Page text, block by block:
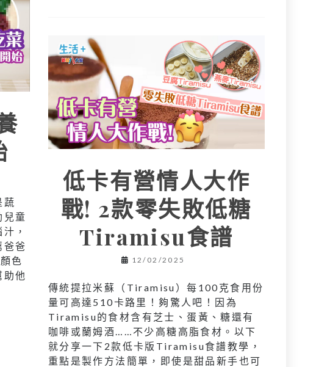
蔬
兒童
，
爸爸
色
他
低卡有營情人大作
戰! 2款零失敗低糖
Tiramisu食譜
12/02/2025
傳統提拉米蘇（Tiramisu）每100克食用份
量可高達510卡路里！夠驚人吧！因為
Tiramisu的食材含有芝士、蛋黃、糖還有
咖啡或蘭姆酒……不少高糖高脂食材。以下
就分享一下2款低卡版Tiramisu食譜教學，
重點是製作方法簡單，即使是甜品新手也可